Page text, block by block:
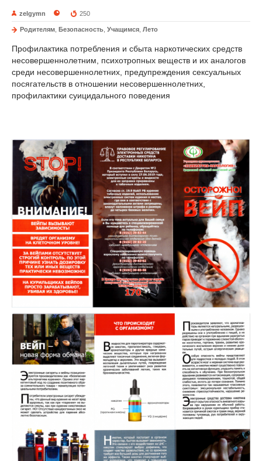
zelgymn 250
Родителям Безопасность Учащимся Лето
Профилактика потребления и сбыта наркотических средств
несовершеннолетним, психотропных веществ и их аналогов
среди несовершеннолетних, предупреждения сексуальных
посягательств в отношении несовершеннолетних,
профилактики суицидального поведения